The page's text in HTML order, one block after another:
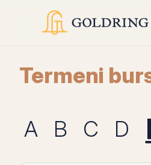
Termeni
A B C D